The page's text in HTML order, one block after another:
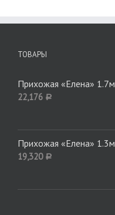
ТОВАРЫ
Прихожая «Елена» 1.7м
22,176 Р
Прихожая «Елена» 1.3м
19,320 Р